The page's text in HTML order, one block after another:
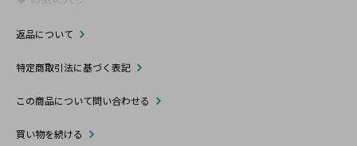
返品について
特定商取引法に基づく表記
この商品について問い合わせる
買い物を続ける